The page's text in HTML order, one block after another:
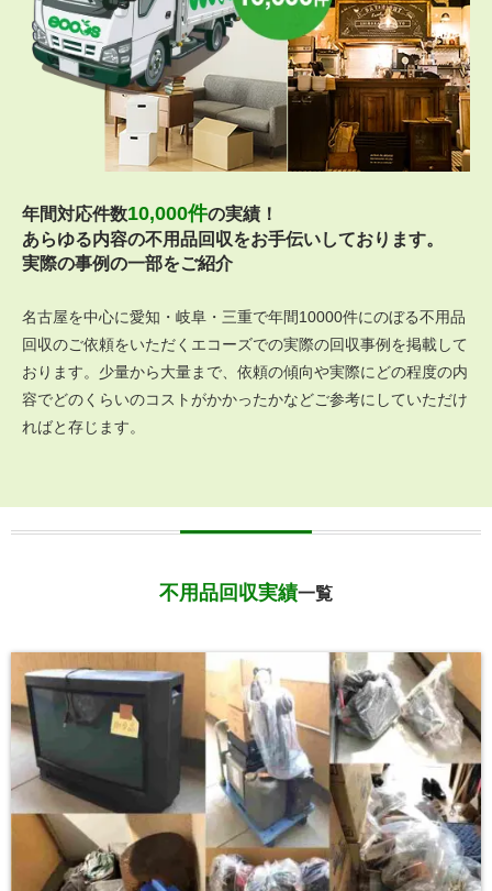
年間対応件数10,000件の実績！
あらゆる内容の不用品回収をお手伝いしております。
実際の事例の一部をご紹介
名古屋を中心に愛知・岐阜・三重で年間10000件にのぼる不用品
回収のご依頼をいただくエコーズでの実際の回収事例を掲載して
おります。少量から大量まで、依頼の傾向や実際にどの程度の内
容でどのくらいのコストがかかったかなどご参考にしていただけ
ればと存じます。
不用品回収実績一覧